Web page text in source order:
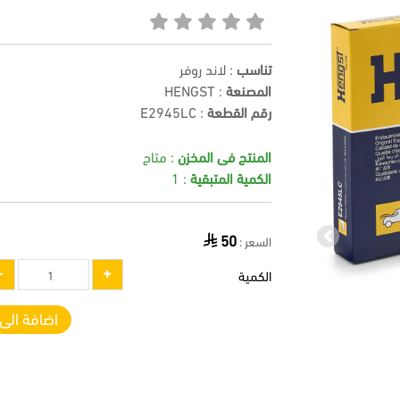
Previous
تناسب : لاند روفر
المصنعة : HENGST
رقم القطعة :
E2945LC
المنتج فى المخزن : متاح
الكمية المتبقية : 1
السعر :50
الكمية
اضافة